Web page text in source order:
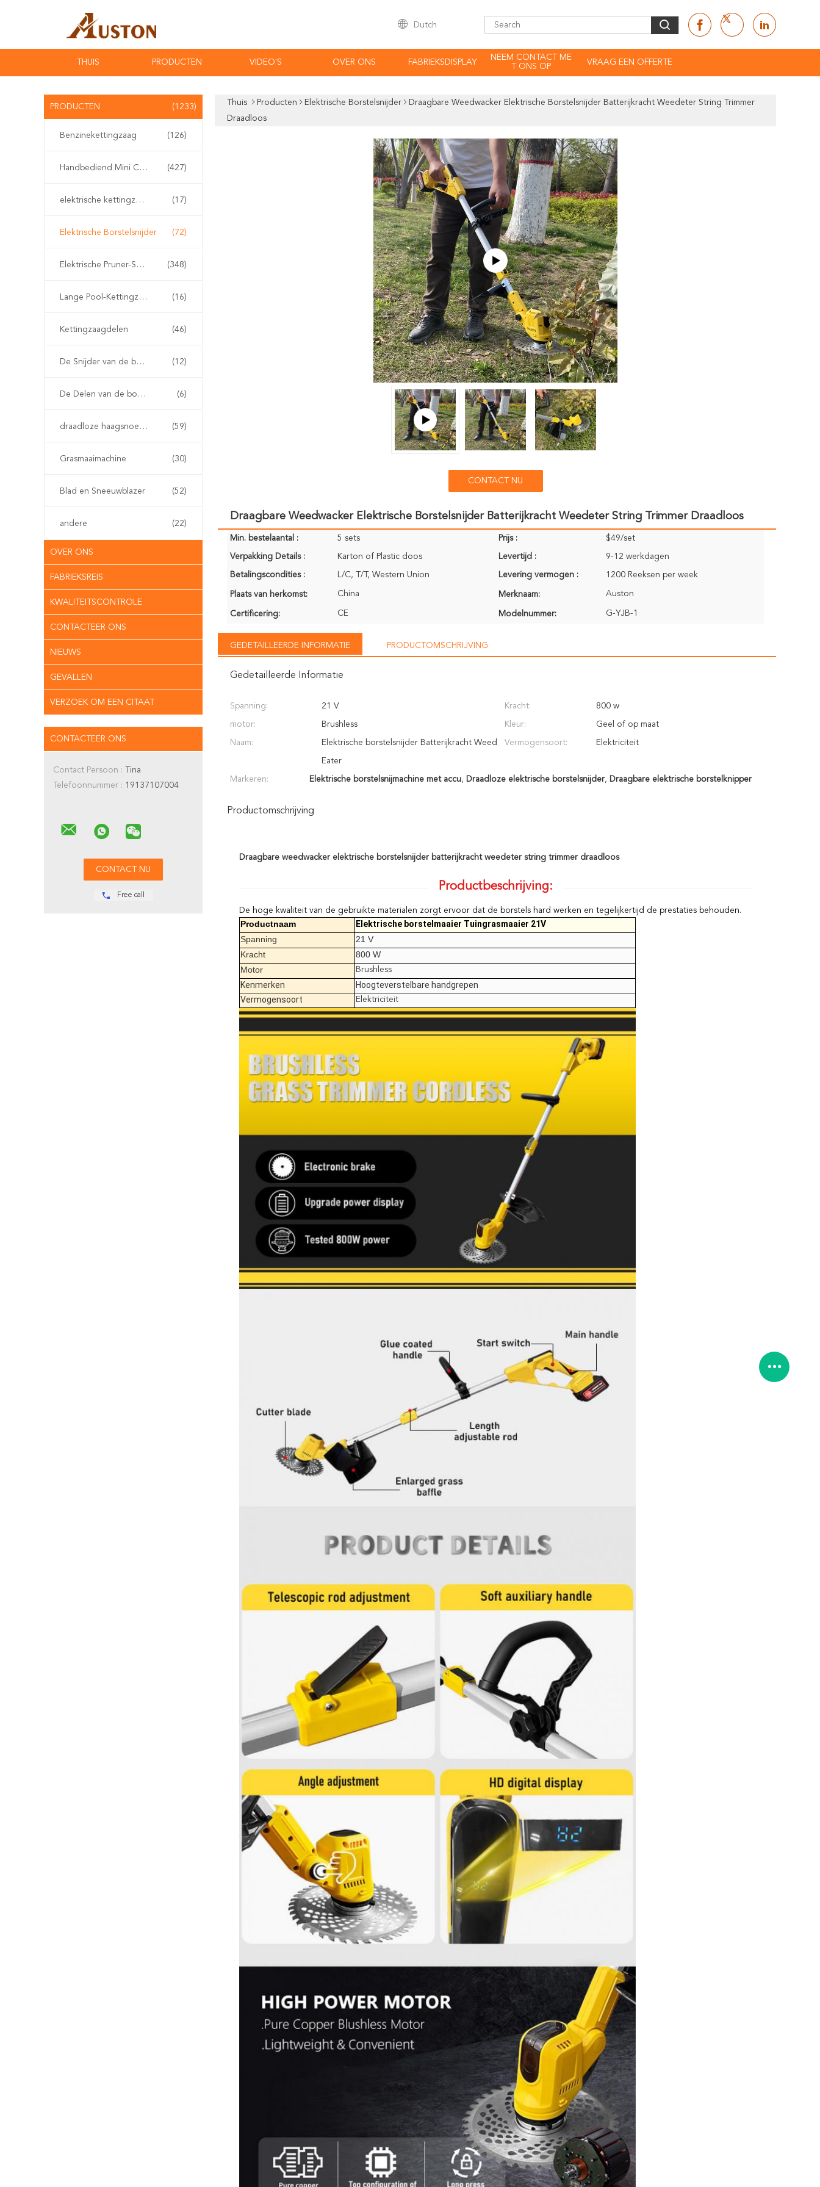
Dutch
THUIS PRODUCTEN VIDEO'S OVER ONS FABRIEKSDISPLAY
NEEM CONTACT ME
T ONS OP
VRAAG EEN OFFERTE
PRODUCTEN (1233)
Benzinekettingzaag (126)
Handbediend Mini Chainsaw (427)
elektrische kettingzaag (17)
Elektrische Borstelsnijder (72)
Elektrische Pruner-Scharen (348)
Lange Pool-Kettingzaag (16)
Kettingzaagdelen (46)
De Snijder van de benzineborstel (12)
De Delen van de borstelsnijder (6)
draadloze haagsnoeischaar (59)
Grasmaaimachine (30)
Blad en Sneeuwblazer (52)
andere (22)
OVER ONS
FABRIEKSREIS
KWALITEITSCONTROLE
CONTACTEER ONS
NIEUWS
GEVALLEN
VERZOEK OM EEN CITAAT
CONTACTEER ONS
Contact Persoon : Tina
Telefoonnummer : 19137107004
Free call
Thuis Producten Elektrische Borstelsnijder
Draagbare Weedwacker Elektrische Borstelsnijder Batterijkracht Weedeter String Trimmer
Draadloos
CONTACT NU
Draagbare Weedwacker Elektrische Borstelsnijder Batterijkracht Weedeter String Trimmer Draadloos
Min. bestelaantal : 5 sets Prijs : $49/set
Verpakking Details : Karton of Plastic doos Levertijd : 9-12 werkdagen
Betalingscondities : L/C, T/T, Western Union Levering vermogen : 1200 Reeksen per week
Plaats van herkomst: China Merknaam: Auston
Certificering: CE Modelnummer: G-YJB-1
GEDETAILLEERDE INFORMATIE PRODUCTOMSCHRIJVING
Gedetailleerde Informatie
Spanning: 21 V Kracht: 800 w
motor: Brushless Kleur: Geel of op maat
Naam: Elektrische borstelsnijder Batterijkracht Weed
Eater
Vermogensoort: Elektriciteit
Markeren: Elektrische borstelsnijmachine met accu, Draadloze elektrische borstelsnijder, Draagbare elektrische borstelknipper
Productomschrijving
Draagbare weedwacker elektrische borstelsnijder batterijkracht weedeter string trimmer draadloos
Productbeschrijving:
De hoge kwaliteit van de gebruikte materialen zorgt ervoor dat de borstels hard werken en tegelijkertijd de prestaties behouden.
Productnaam
Elektrische borstelmaaier Tuingrasmaaier 21V
Spanning
21 V
Kracht
800 W
Motor
Brushless
Kenmerken
Hoogteverstelbare handgrepen
Vermogensoort
Elektriciteit